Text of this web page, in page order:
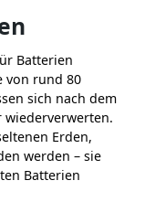
Batterien
von rund 80
sich nach dem
wiederverwerten.
Erden,
werden – sie
Batterien